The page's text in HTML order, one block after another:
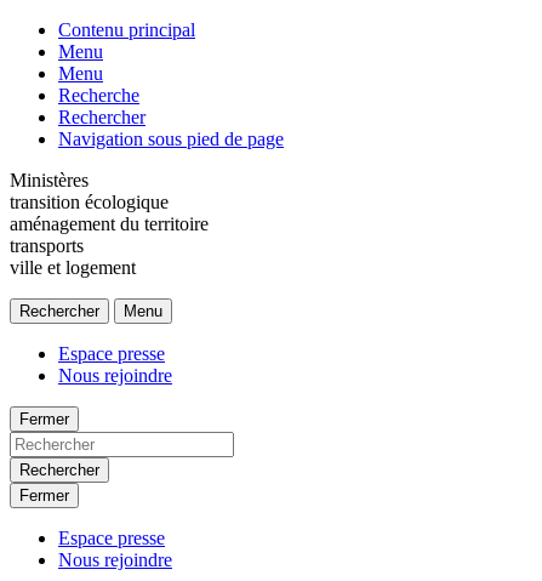
Contenu principal
Menu
Menu
Recherche
Rechercher
Navigation sous pied de page
Ministères
transition écologique
aménagement du territoire
transports
ville et logement
Rechercher Menu
Espace presse
Nous rejoindre
Fermer
Rechercher
Fermer
Espace presse
Nous rejoindre